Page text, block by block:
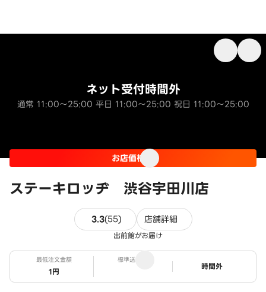
ステーキロッヂ 渋谷宇田川店
ネット受付時間外
通常 11:00～25:00 平日 11:00～25:00 祝日 11:00～25:00
お店価格
3.3(55)55件のレビュー
店舗詳細
出前館がお届け
最低注文金額
1円
標準送料
ステータス
時間外